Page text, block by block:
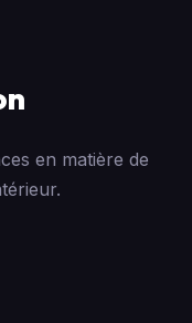
en matière de